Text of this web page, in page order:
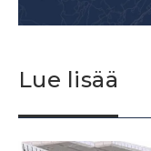
Lue lisää